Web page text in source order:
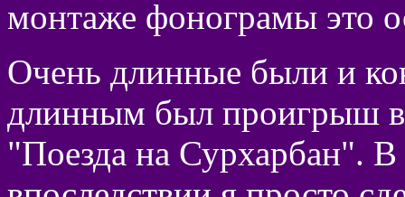
монтаже фонограмы это
Очень длинные были и
длинным был проигрыш
"Поезда на Сурхарбан". В